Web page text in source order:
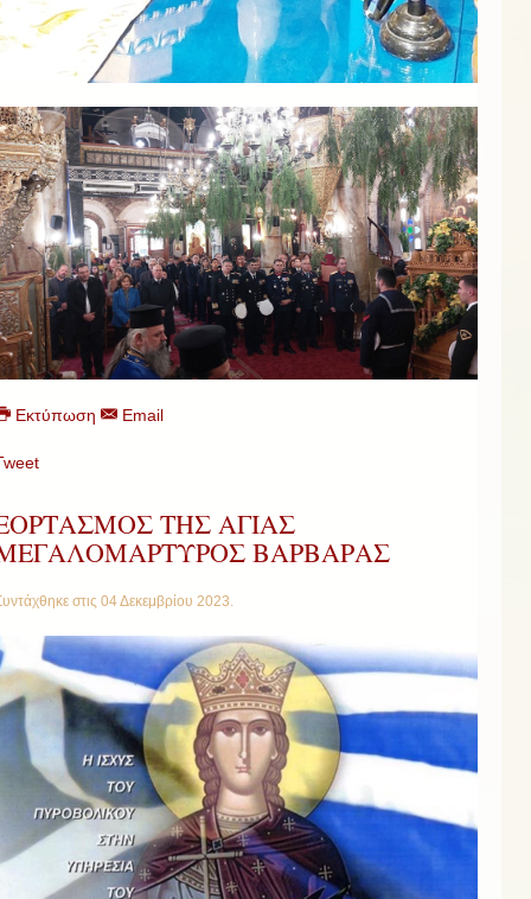
Εκτύπωση Email
ΤΗΣ ΑΓΙΑΣ
ΒΑΡΒΑΡΑΣ
στις 04 Δεκεμβρίου 2023